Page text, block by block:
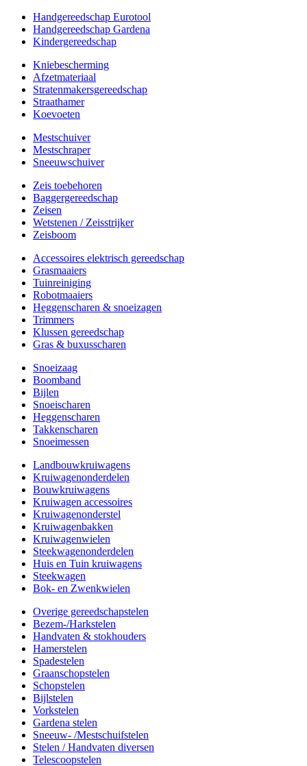
Handgereedschap Eurotool
Handgereedschap Gardena
Kindergereedschap
Kniebescherming
Afzetmateriaal
Stratenmakersgereedschap
Straathamer
Koevoeten
Mestschuiver
Mestschraper
Sneeuwschuiver
Zeis toebehoren
Baggergereedschap
Zeisen
Wetstenen / Zeisstrijker
Zeisboom
Accessoires elektrisch gereedschap
Grasmaaiers
Tuinreiniging
Robotmaaiers
Heggenscharen & snoeizagen
Trimmers
Klussen gereedschap
Gras & buxusscharen
Snoeizaag
Boomband
Bijlen
Snoeischaren
Heggenscharen
Takkenscharen
Snoeimessen
Landbouwkruiwagens
Kruiwagenonderdelen
Bouwkruiwagens
Kruiwagen accessoires
Kruiwagenonderstel
Kruiwagenbakken
Kruiwagenwielen
Steekwagenonderdelen
Huis en Tuin kruiwagens
Steekwagen
Bok- en Zwenkwielen
Overige gereedschapstelen
Bezem-/Harkstelen
Handvaten & stokhouders
Hamerstelen
Spadestelen
Graanschopstelen
Schopstelen
Bijlstelen
Vorkstelen
Gardena stelen
Sneeuw- /Mestschuifstelen
Stelen / Handvaten diversen
Telescoopstelen